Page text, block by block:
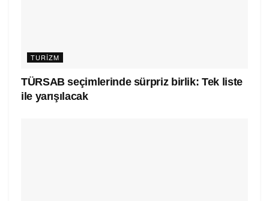
TURIZM
TÜRSAB seçimlerinde sürpriz birlik: Tek liste
ile yarışılacak